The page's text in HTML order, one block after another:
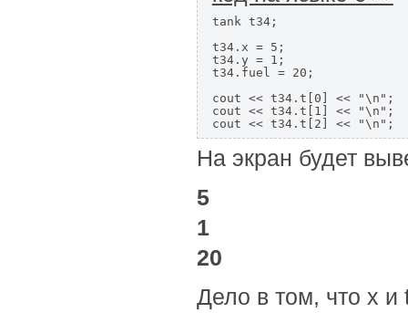
tank t34;
t34.x = 5;
t34.y = 1;
t34.fuel = 20;
cout << t34.t[0] << "\n";
cout << t34.t[1] << "\n";
cout << t34.t[2] << "\n";
На экран будет
5
1
20
Дело в том, что x и